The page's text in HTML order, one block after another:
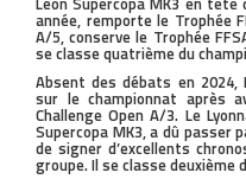
année, remporte le Trophée
A/5, conserve le Trophée
se classe quatrième du
Absent des débats en
sur le championnat après
Challenge Open A/3. Le
Supercopa MK3, a dû passer
de signer d’excellents
groupe. Il se classe deuxième